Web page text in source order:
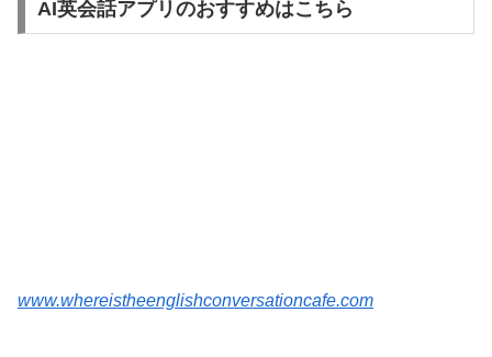
AI英会話アプリのおすすめはこちら
www.whereistheenglishconversationcafe.com